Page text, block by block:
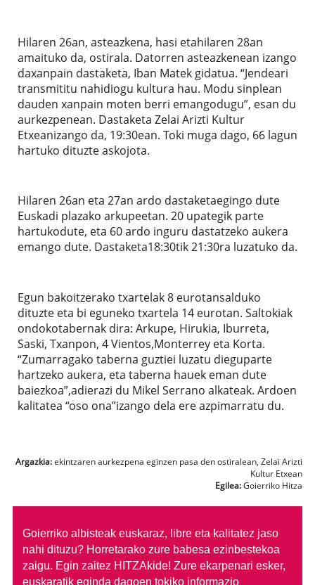
Hilaren 26an, asteazkena, hasi etahilaren 28an
amaituko da, ostirala. Datorren asteazkenean izango
daxanpain dastaketa, Iban Matek gidatua. “Jendeari
transmititu nahidiogu kultura hau. Modu sinplean
dauden xanpain moten berri emangodugu”, esan du
aurkezpenean. Dastaketa Zelai Arizti Kultur
Etxeanizango da, 19:30ean. Toki muga dago, 66 lagun
hartuko dituzte askojota.
Hilaren 26an eta 27an ardo dastaketaegingo dute
Euskadi plazako arkupeetan. 20 upategik parte
hartukodute, eta 60 ardo inguru dastatzeko aukera
emango dute. Dastaketa18:30tik 21:30ra luzatuko da.
Egun bakoitzerako txartelak 8 eurotansalduko
dituzte eta bi eguneko txartela 14 eurotan. Saltokiak
ondokotabernak dira: Arkupe, Hirukia, Iburreta,
Saski, Txanpon, 4 Vientos,Monterrey eta Korta.
“Zumarragako taberna guztiei luzatu dieguparte
hartzeko aukera, eta taberna hauek eman dute
baiezkoa”,adierazi du Mikel Serrano alkateak. Ardoen
kalitatea “oso ona”izango dela ere azpimarratu du.
Argazkia:ekintzaren aurkezpena eginzen pasa den ostiralean, Zelai Arizti
Kultur Etxean
Egilea:Goierriko Hitza
Goierriko albisteak euskaraz, libre eta kalitatez jaso
nahi dituzu? Horretarako zure babesa ezinbestekoa
zaigu. Egin zaitez HITZAkide! Zure ekarpenari esker,
euskaratik eginda dagoen tokiko informazio